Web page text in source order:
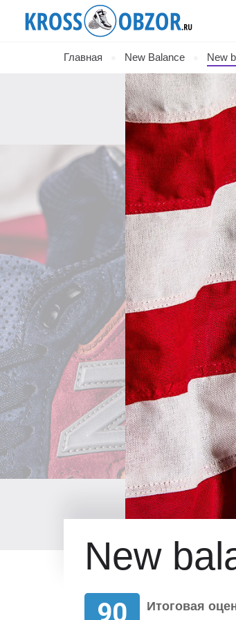
Главная New Balance New
New
90
Итоговая